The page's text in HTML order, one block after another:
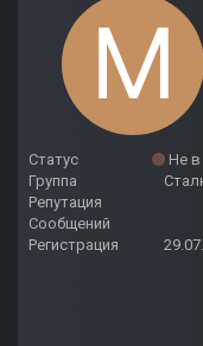
Статус
Не в
Группа
Репутация
Сообщений
Регистрация